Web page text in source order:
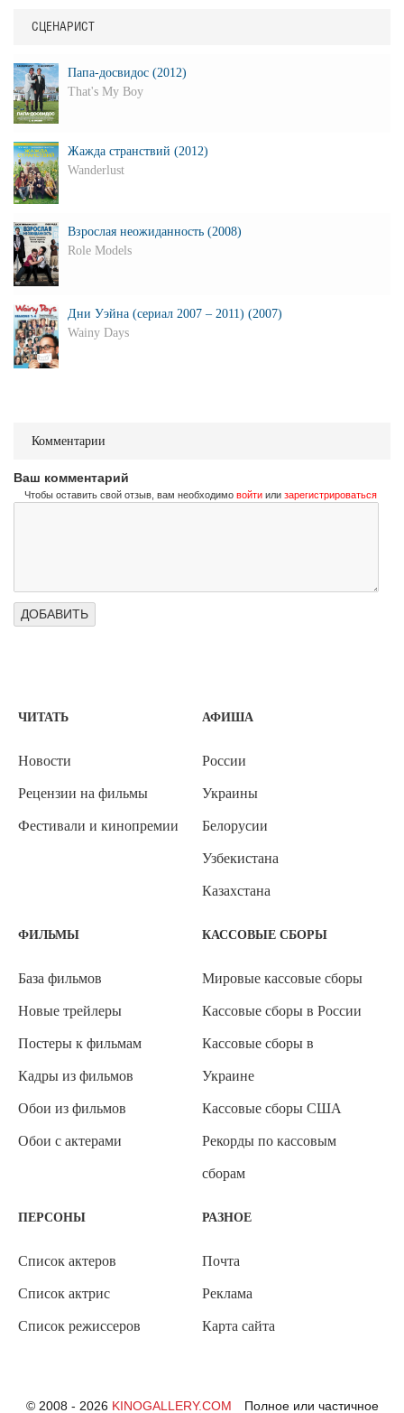
СЦЕНАРИСТ
Папа-досвидос (2012)
That's My Boy
Жажда странствий (2012)
Wanderlust
Взрослая неожиданность (2008)
Role Models
Дни Уэйна (сериал 2007 – 2011) (2007)
Wainy Days
Комментарии
Ваш комментарий
Чтобы оставить свой отзыв, вам необходимо войти или зарегистрироваться
ЧИТАТЬ
Новости
Рецензии на фильмы
Фестивали и кинопремии
АФИША
России
Украины
Белорусии
Узбекистана
Казахстана
ФИЛЬМЫ
База фильмов
Новые трейлеры
Постеры к фильмам
Кадры из фильмов
Обои из фильмов
Обои с актерами
КАССОВЫЕ СБОРЫ
Мировые кассовые сборы
Кассовые сборы в России
Кассовые сборы в
Украине
Кассовые сборы США
Рекорды по кассовым
сборам
ПЕРСОНЫ
Список актеров
Список актрис
Список режиссеров
РАЗНОЕ
Почта
Реклама
Карта сайта
© 2008 - 2026 KINOGALLERY.COM Полное или частичное